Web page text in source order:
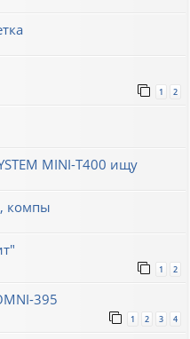
1 2
MINI-T400 ищу
компы
1 2
395
1 2 3 4